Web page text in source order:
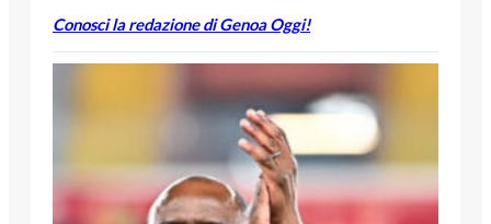
Conosci la redazione di Genoa Oggi!